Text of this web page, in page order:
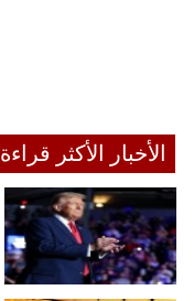
الأخبار الأكثر قراءة